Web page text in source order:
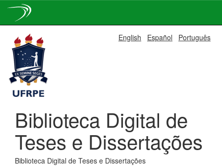
navigation
English Español Português
Biblioteca Digital de
Teses e Dissertações
Biblioteca Digital de Teses e Dissertações